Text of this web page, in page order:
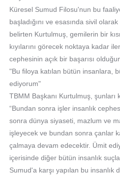
Küresel Sumud Filosu'nun bu
başladığını ve esasında sivil
belirten Kurtulmuş, gemilerin bir
kıyılarını görecek noktaya kadar
cephesinin açık bir başarısı
"Bu filoya katılan bütün insanlara,
ediyorum"
TBMM Başkanı Kurtulmuş, şunları
“Bundan sonra işler insanlık
sonra dünya siyaseti, mazlum ve
işleyecek ve bundan sonra çanlar
çalmaya devam edecektir. Ümit
içerisinde diğer bütün insanlık
Sumud'a karşı yapılan bu insanlık